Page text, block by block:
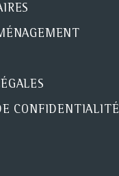
CONFIDENTIALITÉ